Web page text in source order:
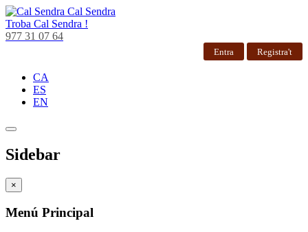
Cal Sendra
Troba Cal Sendra !
977 31 07 64
Entra Registra't
CA
ES
EN
Sidebar
×
Menú Principal